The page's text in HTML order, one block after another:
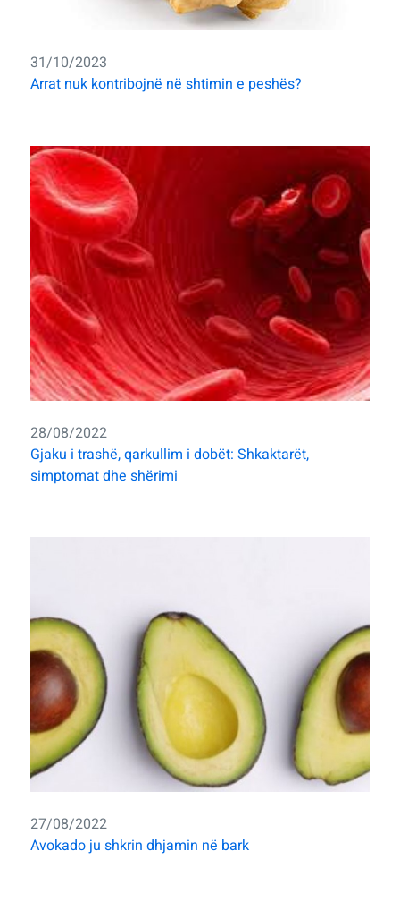
31/10/2023
Arrat nuk kontribojnë në shtimin e peshës?
28/08/2022
Gjaku i trashë, qarkullim i dobët: Shkaktarët,
simptomat dhe shërimi
27/08/2022
Avokado ju shkrin dhjamin në bark